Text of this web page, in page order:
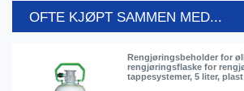
OFTE KJØPT SAMMEN MED...
Rengjøringsbeholder for
rengjøringsflaske for
tappesystemer, 5 liter, plast